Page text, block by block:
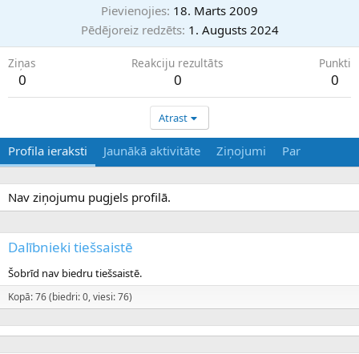
Pievienojies 18. Marts 2009
Pēdējoreiz redzēts 1. Augusts 2024
Ziņas
0
Reakciju rezultāts
0
Punkti
0
Atrast
Profila ieraksti Jaunākā aktivitāte Ziņojumi Par
Nav ziņojumu pugjels profilā.
Dalībnieki tiešsaistē
Šobrīd nav biedru tiešsaistē.
Kopā: 76 (biedri: 0, viesi: 76)